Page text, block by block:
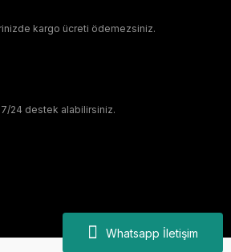
Whatsapp İletişim
kargo ücreti ödemezsiniz.
7/24 destek alabilirsiniz.